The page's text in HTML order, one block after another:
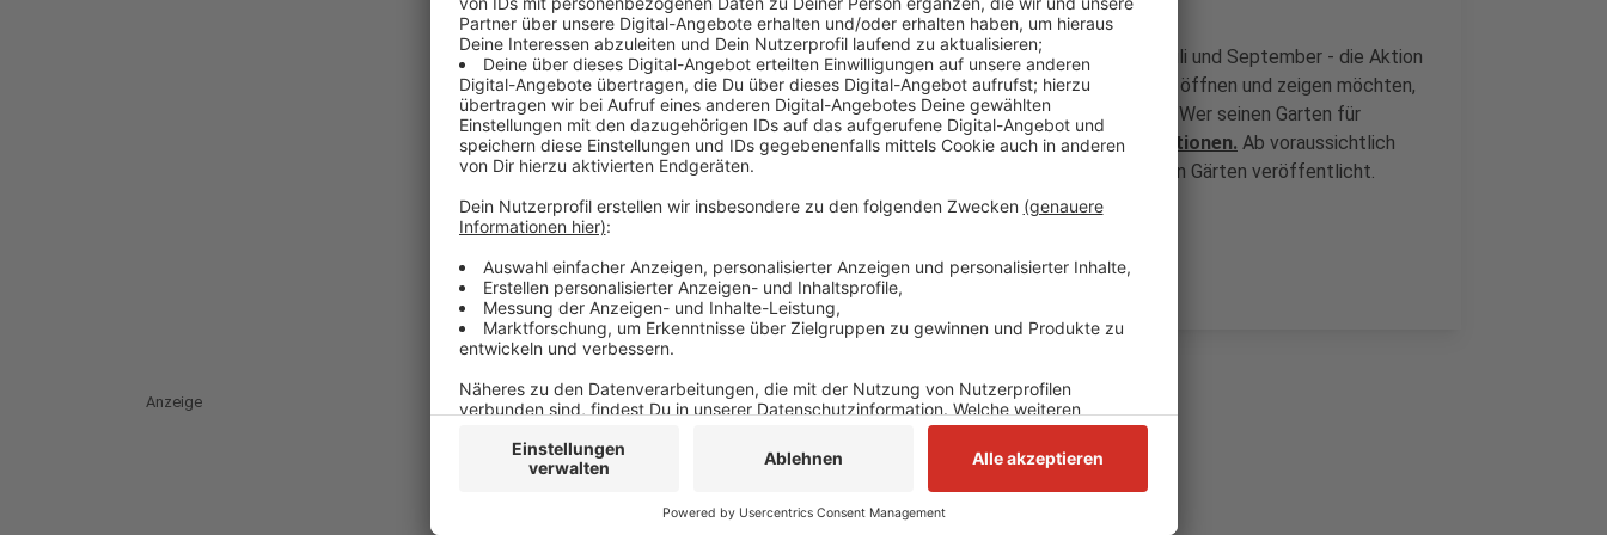
Dieses Jahr findet - jeweils an einem Wochenende im Mai, Juni, Juli und September - die Aktion
"Offene Gartenpforte" statt. Und Gartenbesitzer, die ihren Garten öffnen und zeigen möchten,
können sich dafür ab sofort und noch bis zum 31. März anmelden. Wer seinen Garten für
Besucher öffnen möchte,erhält hier alle notwendigen Informationen. Ab voraussichtlich
Mitte April 2025 werden dort auch die Infos zu den teilnehmenden Gärten veröffentlicht.
Anzeige